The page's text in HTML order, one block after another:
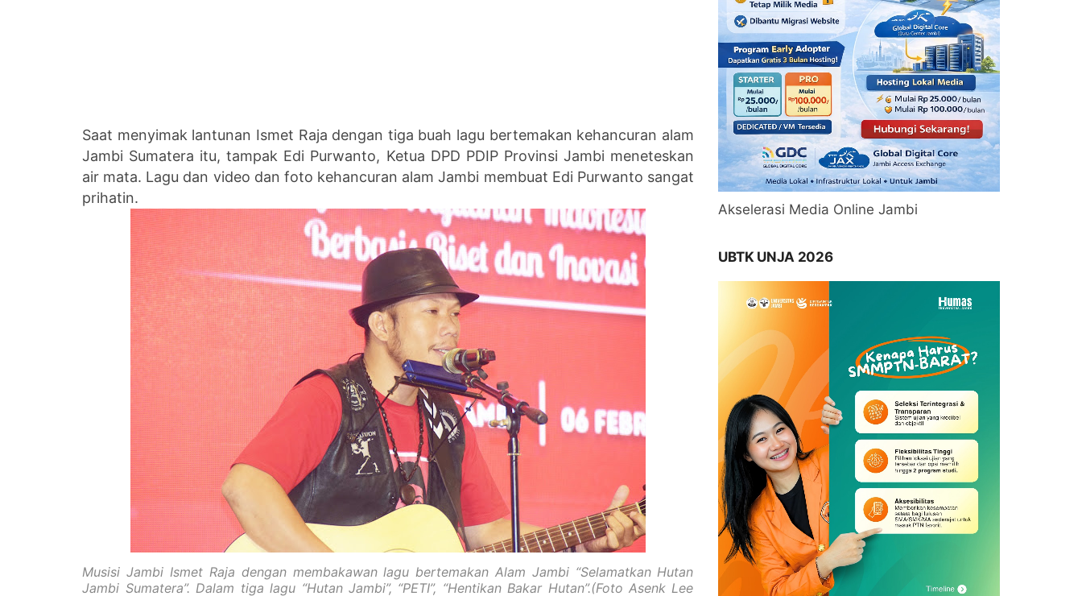
Saat menyimak lantunan Ismet Raja dengan tiga buah lagu bertemakan kehancuran alam
Jambi Sumatera itu, tampak Edi Purwanto, Ketua DPD PDIP Provinsi Jambi meneteskan
air mata. Lagu dan video dan foto kehancuran alam Jambi membuat Edi Purwanto sangat
prihatin.
Musisi Jambi Ismet Raja dengan membakawan lagu bertemakan Alam Jambi “Selamatkan Hutan
Jambi Sumatera”. Dalam tiga lagu “Hutan Jambi”, “PETI”, “Hentikan Bakar Hutan”.(Foto Asenk Lee
Akselerasi Media Online Jambi
UBTK UNJA 2026